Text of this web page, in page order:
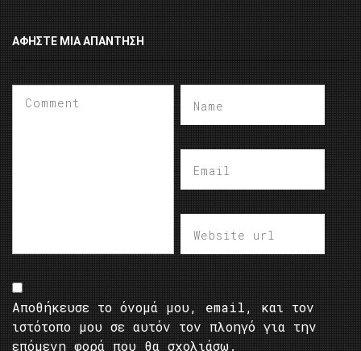
ΑΦΉΣΤΕ ΜΙΑ ΑΠΆΝΤΗΣΗ
Αποθήκευσε το όνομά μου, email, και τον
ιστότοπο μου σε αυτόν τον πλοηγό για την
επόμενη φορά που θα σχολιάσω.